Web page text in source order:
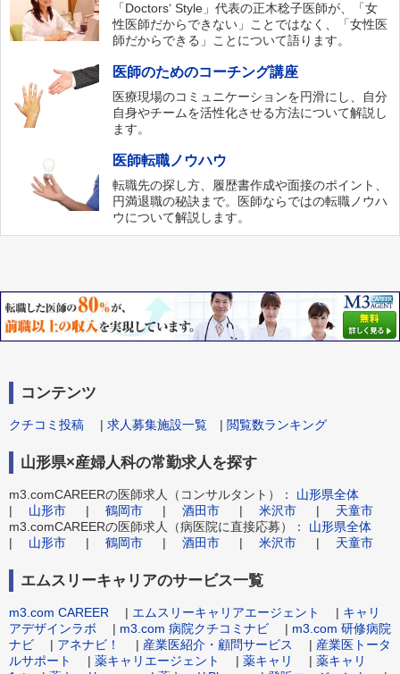
「Doctors‘ Style」代表の正木稔子医師が、「女
性医師だからできない」ことではなく、「女性医
師だからできる」ことについて語ります。
医師のためのコーチング講座
医療現場のコミュニケーションを円滑にし、自分
自身やチームを活性化させる方法について解説し
ます。
医師転職ノウハウ
転職先の探し方、履歴書作成や面接のポイント、
円満退職の秘訣まで。医師ならではの転職ノウハ
ウについて解説します。
コンテンツ
クチコミ投稿 | 求人募集施設一覧 | 閲覧数ランキング
山形県×産婦人科の常勤求人を探す
m3.comCAREERの医師求人（コンサルタント）： 山形県全体
| 山形市 | 鶴岡市 | 酒田市 | 米沢市 | 天童市
m3.comCAREERの医師求人（病医院に直接応募）： 山形県全体
| 山形市 | 鶴岡市 | 酒田市 | 米沢市 | 天童市
エムスリーキャリアのサービス一覧
m3.com CAREER | エムスリーキャリアエージェント | キャリ
アデザインラボ | m3.com 病院クチコミナビ | m3.com 研修病院
ナビ | アネナビ！ | 産業医紹介・顧問サービス | 産業医トータ
ルサポート
| 薬キャリエージェント | 薬キャリ | 薬キャリ